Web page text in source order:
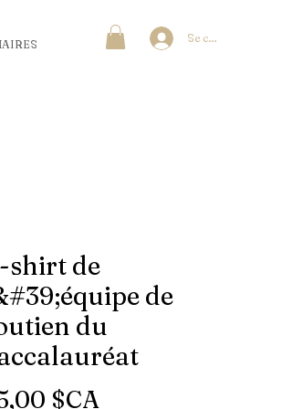
Se connecter
shirt de
de
du
$CAPrix